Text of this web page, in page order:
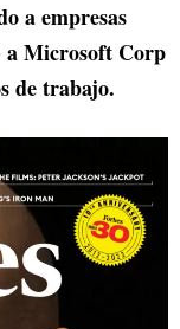
a empresas
a Microsoft Corp
de trabajo.